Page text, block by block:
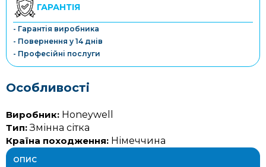
ГАРАНТІЯ
- Гарантія виробника
- Повернення у 14 днів
- Професійні послуги
Особливості
Виробник: Honeywell
Тип:Змінна сітка
Країна походження: Німеччина
ОПИС